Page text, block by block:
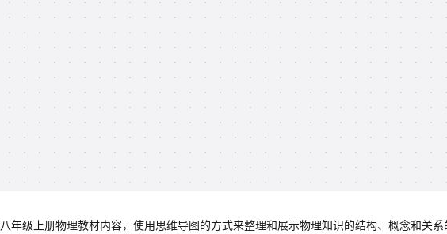
年级上册物理教材内容，使用思维导图的方式来整理和展示物理知识的结构、概念和关系